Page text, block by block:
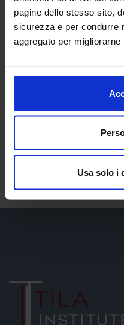
pagine dello stesso sito,
sicurezza e per condurre
aggregato per migliorarne
Usa solo i
cellule autologhe
dopo circa 2 mesi per
SEFFILLER è un
rappresenta il miglior
essere associato ad
Richiedi una visita